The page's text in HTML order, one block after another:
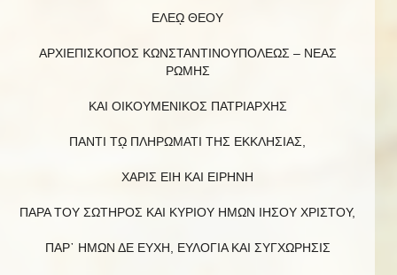
ΕΛΕῼ ΘΕΟΥ
ΑΡΧΙΕΠΙΣΚΟΠΟΣ ΚΩΝΣΤΑΝΤΙΝΟΥΠΟΛΕΩΣ – ΝΕΑΣ
ΡΩΜΗΣ
ΚΑΙ ΟΙΚΟΥΜΕΝΙΚΟΣ ΠΑΤΡΙΑΡΧΗΣ
ΠΑΝΤΙ Τῼ ΠΛΗΡΩΜΑΤΙ ΤΗΣ ΕΚΚΛΗΣΙΑΣ,
ΧΑΡΙΣ ΕΙΗ ΚΑΙ ΕΙΡΗΝΗ
ΠΑΡΑ ΤΟΥ ΣΩΤΗΡΟΣ ΚΑΙ ΚΥΡΙΟΥ ΗΜΩΝ ΙΗΣΟΥ ΧΡΙΣΤΟΥ,
ΠΑΡ᾿ HΜΩΝ ΔΕ ΕΥΧΗ, ΕΥΛΟΓΙΑ ΚΑΙ ΣΥΓΧΩΡΗΣΙΣ